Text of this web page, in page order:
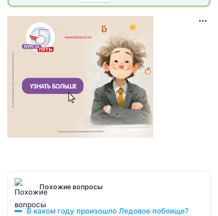
Похожие вопросы
В каком году произошло Ледовое побоище?